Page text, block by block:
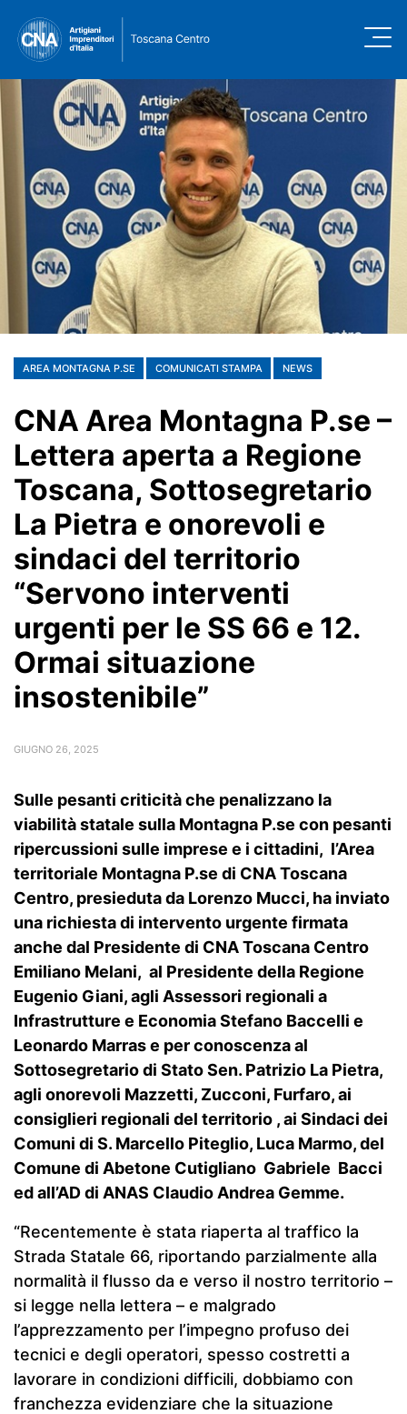
AREA MONTAGNA P.SE COMUNICATI STAMPA NEWS
CNA Area Montagna P.se –
Lettera aperta a Regione
Toscana, Sottosegretario
La Pietra e onorevoli e
sindaci del territorio
“Servono interventi
urgenti per le SS 66 e 12.
Ormai situazione
insostenibile”
GIUGNO 26, 2025
Sulle pesanti criticità che penalizzano la
viabilità statale sulla Montagna P.se con pesanti
ripercussioni sulle imprese e i cittadini, l’Area
territoriale Montagna P.se di CNA Toscana
Centro, presieduta da Lorenzo Mucci, ha inviato
una richiesta di intervento urgente firmata
anche dal Presidente di CNA Toscana Centro
Emiliano Melani, al Presidente della Regione
Eugenio Giani, agli Assessori regionali a
Infrastrutture e Economia Stefano Baccelli e
Leonardo Marras e per conoscenza al
Sottosegretario di Stato Sen. Patrizio La Pietra,
agli onorevoli Mazzetti, Zucconi, Furfaro, ai
consiglieri regionali del territorio , ai Sindaci dei
Comuni di S. Marcello Piteglio, Luca Marmo, del
Comune di Abetone Cutigliano Gabriele Bacci
ed all’AD di ANAS Claudio Andrea Gemme.
“Recentemente è stata riaperta al traffico la
Strada Statale 66, riportando parzialmente alla
normalità il flusso da e verso il nostro territorio –
si legge nella lettera – e malgrado
l’apprezzamento per l’impegno profuso dei
tecnici e degli operatori, spesso costretti a
lavorare in condizioni difficili, dobbiamo con
franchezza evidenziare che la situazione